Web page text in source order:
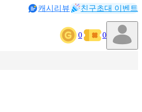
캐시리뷰 친구초대 이벤트
0 0